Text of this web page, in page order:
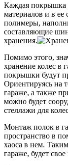
Каждая покрышка
материалов и в ее
полимеры,
составляющие
хранения.
Помимо этого,
хранение колес в
покрышки будут
Ориентируясь на
гараже, а также
можно будет
стеллажи для
Монтаж полок в
пространство в
хаоса в нем.
гараже, будет свое